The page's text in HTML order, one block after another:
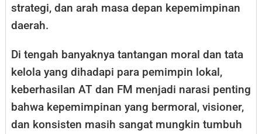
strategi, dan arah masa depan kepemimpinan
daerah.
Di tengah banyaknya tantangan moral dan tata
kelola yang dihadapi para pemimpin lokal,
keberhasilan AT dan FM menjadi narasi penting
bahwa kepemimpinan yang bermoral, visioner,
dan konsisten masih sangat mungkin tumbuh